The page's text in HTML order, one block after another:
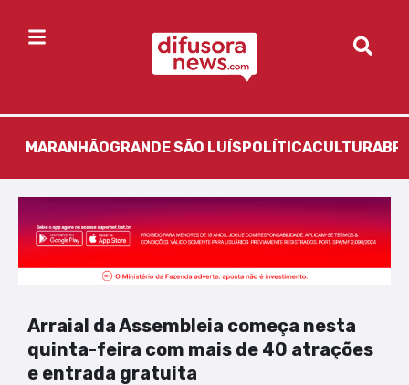
MARANHÃOGRANDE SÃO LUÍS POLÍTICACULTURA
Arraial da Assembleia começa nesta
quinta-feira com mais de 40 atrações
e entrada gratuita